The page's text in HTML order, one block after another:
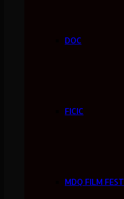
DOC
FICIC
MDQ FILM FEST